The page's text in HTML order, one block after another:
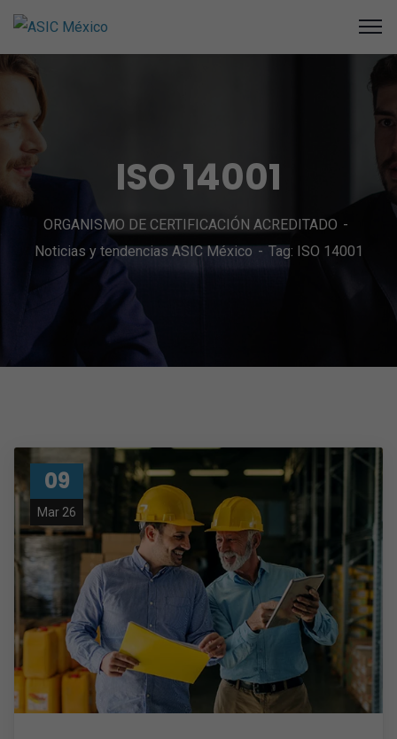
ISO 14001
ORGANISMO DE CERTIFICACIÓN ACREDITADO
Noticias y tendencias ASIC México
Tag: ISO 14001
09
Mar 26